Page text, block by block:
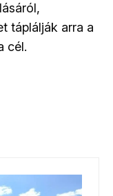
táplálják arra a
cél.